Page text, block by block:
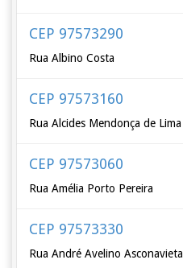
CEP 97573290
Rua Albino Costa
CEP 97573160
Rua Alcides Mendonça de Lima
CEP 97573060
Rua Amélia Porto Pereira
CEP 97573330
Rua André Avelino Asconavieta